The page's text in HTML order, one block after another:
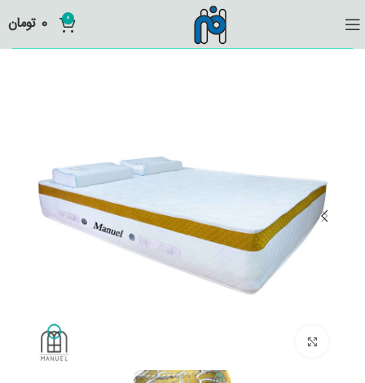
0
0 تومان